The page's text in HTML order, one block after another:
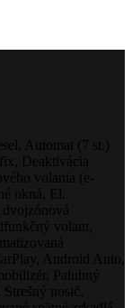
Automat (7 st.)
Deaktivácia
volania (e-
okná, El.
dvojzónová
volant,
Android Auto,
Palubný
nosič,